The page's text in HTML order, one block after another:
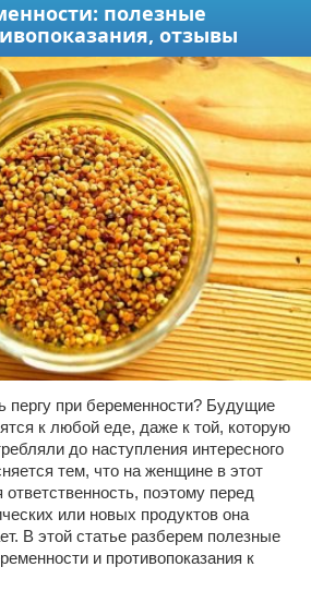
полезные
отзывы
пергу при беременности? Будущие
к любой еде, даже к той, которую
до наступления интересного
тем, что на женщине в этот
поэтому перед
или новых продуктов она
В этой статье разберем полезные
и противопоказания к